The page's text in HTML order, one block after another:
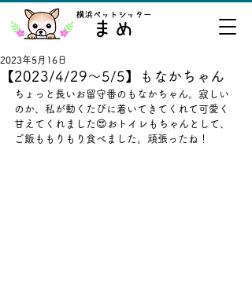
【2023/4/29～5/5】もなかちゃん
2023年5月16日
ちょっと長いお留守番のもなかちゃん。寂しい
のか、私が動くたびに着いてきてくれて可愛く
甘えてくれました😍おトイレもちゃんとして、
ご飯ももりもり食べました。頑張ったね！